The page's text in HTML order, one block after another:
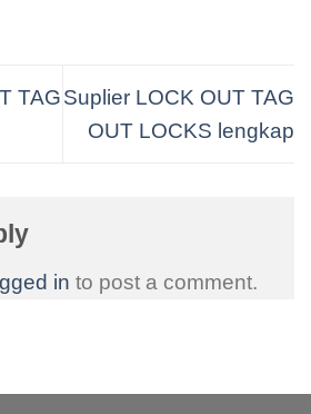
TAGSuplier LOCK OUT TAG
OUT LOCKS lengkap
in to post a comment.